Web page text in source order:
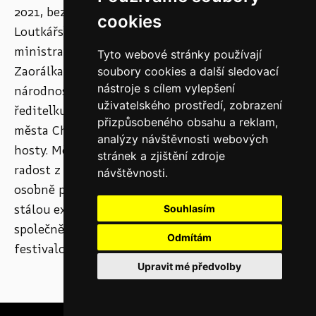
cookies
Tyto webové stránky používají
soubory cookies a další sledovací
nástroje s cílem vylepšení
uživatelského prostředí, zobrazení
přizpůsobeného obsahu a reklam,
analýzy návštěvnosti webových
stránek a zjištění zdroje
návštěvnosti.
Souhlasím
Odmítám
Upravit mé předvolby
2021, bezprostředně před zahájením festivalu
Loutkářská Chrudim přivítat v našem muzeu
ministra kultury České republiky Lubomíra
Zaorálka, ředitelku odboru regionální a
národnostní kultury Zuzanu Malcovou, mj.
ředitelku NIPOS Lenku Lázňovskou, starostu
města Chrudim Františka Pilného a další milé
hosty. Měli jsme tak jedinečnou příležitost sdílet
radost z výstavy Tajemství dřevěné loutky a
osobně provést tyto vskutku vzácné návštěvníky
stálou expozicí a Mydlářovským domem, strávit
společně příjemný letní čas také v započaté
festivalové atmosféře.